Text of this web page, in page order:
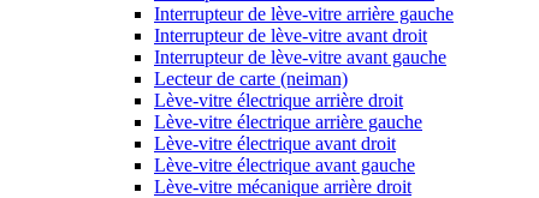
Interrupteur de lève-vitre arrière gauche
Interrupteur de lève-vitre avant droit
Interrupteur de lève-vitre avant gauche
Lecteur de carte (neiman)
Lève-vitre électrique arrière droit
Lève-vitre électrique arrière gauche
Lève-vitre électrique avant droit
Lève-vitre électrique avant gauche
Lève-vitre mécanique arrière droit